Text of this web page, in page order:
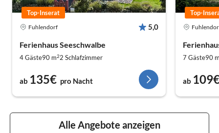
Fuhlendorf 5,0
Ferienhaus Seeschwalbe
4 Gäste90 m22 Schlafzimmer
ab 135€ pro Nacht
Top-Inserat
7 Gäste90
ab
Top-
Alle Angebote anzeigen